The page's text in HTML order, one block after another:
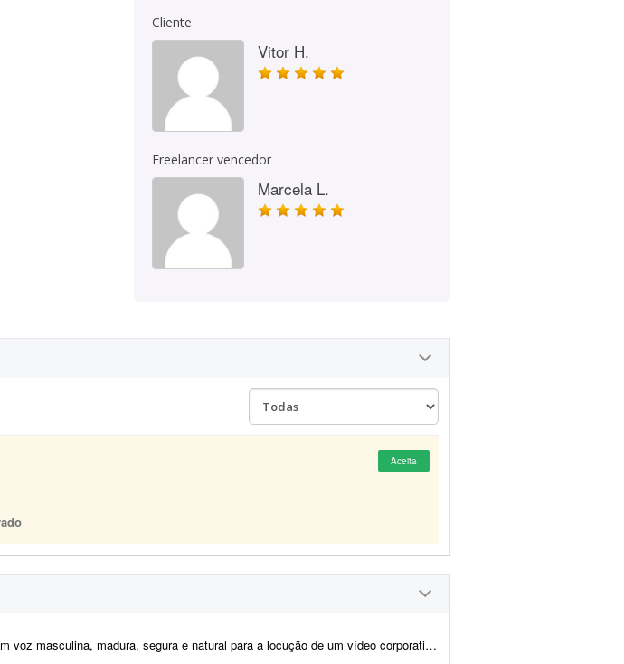
Cliente
Vitor H.
Freelancer vencedor
Marcela L.
Aceita
segura e natural para a locução de um vídeo corporativo de aproximadamente 7 a 10 minutos. O roteiro será fornec...